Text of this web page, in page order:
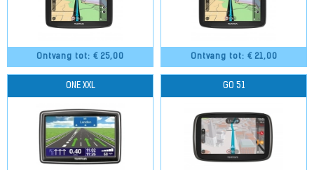
Ontvang tot: € 25,00 Ontvang tot: € 21,00
ONE XXL GO 51